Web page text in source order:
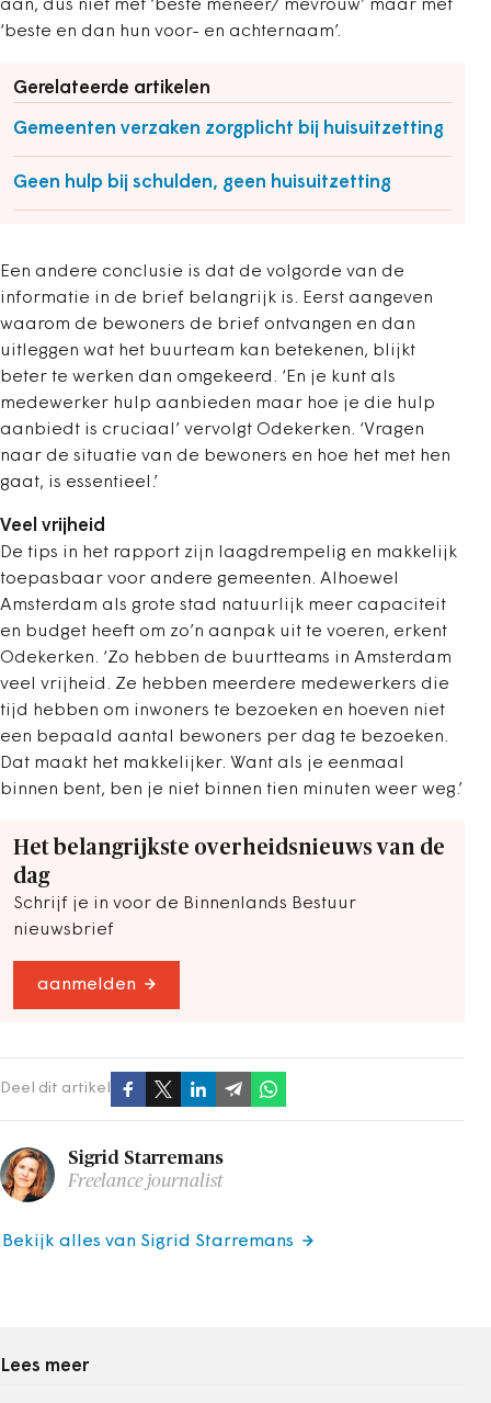
aan, dus niet met ‘beste meneer/ mevrouw’ maar met
‘beste en dan hun voor- en achternaam’.
Gerelateerde artikelen
Gemeenten verzaken zorgplicht bij huisuitzetting
Geen hulp bij schulden, geen huisuitzetting
Een andere conclusie is dat de volgorde van de
informatie in de brief belangrijk is. Eerst aangeven
waarom de bewoners de brief ontvangen en dan
uitleggen wat het buurteam kan betekenen, blijkt
beter te werken dan omgekeerd. ‘En je kunt als
medewerker hulp aanbieden maar hoe je die hulp
aanbiedt is cruciaal’ vervolgt Odekerken. ‘Vragen
naar de situatie van de bewoners en hoe het met hen
gaat, is essentieel.’
Veel vrijheid
De tips in het rapport zijn laagdrempelig en makkelijk
toepasbaar voor andere gemeenten. Alhoewel
Amsterdam als grote stad natuurlijk meer capaciteit
en budget heeft om zo’n aanpak uit te voeren, erkent
Odekerken. ‘Zo hebben de buurtteams in Amsterdam
veel vrijheid. Ze hebben meerdere medewerkers die
tijd hebben om inwoners te bezoeken en hoeven niet
een bepaald aantal bewoners per dag te bezoeken.
Dat maakt het makkelijker. Want als je eenmaal
binnen bent, ben je niet binnen tien minuten weer weg.’
Het belangrijkste overheidsnieuws van de
dag
Schrijf je in voor de Binnenlands Bestuur
nieuwsbrief
aanmelden
Deel dit artikel
Sigrid Starremans
Freelance journalist
Bekijk alles van Sigrid Starremans
Lees meer